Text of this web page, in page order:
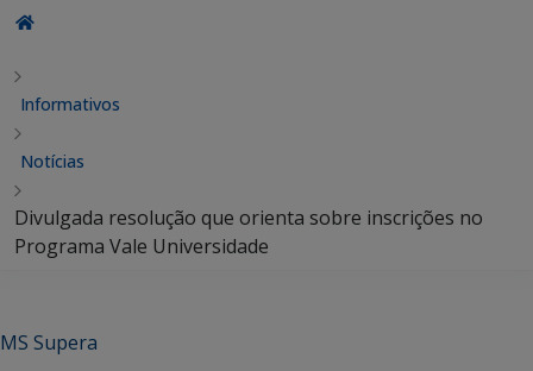
Informativos
Notícias
Divulgada resolução que orienta sobre inscrições no
Programa Vale Universidade
MS Supera